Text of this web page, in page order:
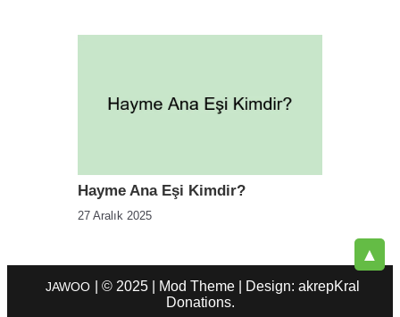
Hayme Ana Eşi Kimdir?
27 Aralık 2025
▲
JAWOO | © 2025 | Mod Theme | Design: akrepKral
Donations.